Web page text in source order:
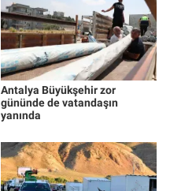
Antalya Büyükşehir zor
gününde de vatandaşın
yanında